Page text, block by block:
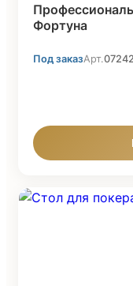
Фортуна
Под заказАрт.